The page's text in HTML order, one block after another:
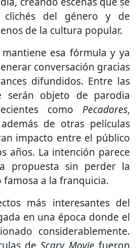
del género y de
de la cultura popular.
esa fórmula y ya
conversación gracias
difundidos. Entre las
serán objeto de parodia
como Pecadores,
de otras películas
impacto entre el público
años. La intención parece
propuesta sin perder la
a la franquicia.
más interesantes del
en una época donde el
considerablemente.
deScary Movie fueron